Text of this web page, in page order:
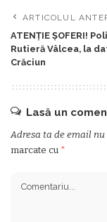
ARTICOLUL
ATENŢIE ŞOFERI!
Rutieră Vâlcea, la
Crăciun
Lasă un
Adresa ta de email
marcate cu *